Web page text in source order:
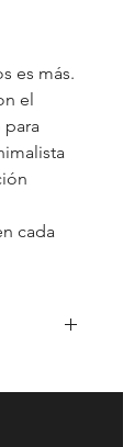
es más.
el
cada